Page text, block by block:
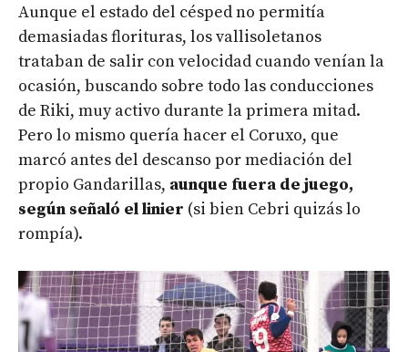
Aunque el estado del césped no permitía
demasiadas florituras, los vallisoletanos
trataban de salir con velocidad cuando venían la
ocasión, buscando sobre todo las conducciones
de Riki, muy activo durante la primera mitad.
Pero lo mismo quería hacer el Coruxo, que
marcó antes del descanso por mediación del
propio Gandarillas, aunque fuera de juego,
según señaló el linier (si bien Cebri quizás lo
rompía).